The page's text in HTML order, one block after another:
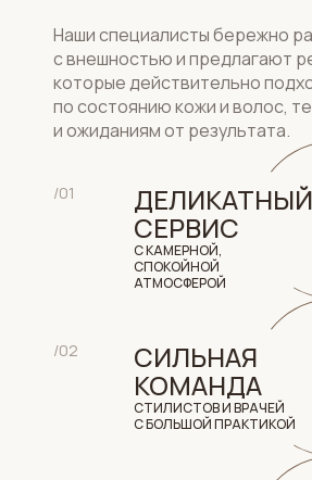
Наши специалисты бережно
с внешностью и предлагают
которые действительно
по состоянию кожи и волос,
и ожиданиям от результата.
/01 ДЕЛИКАТНЫЙ
СЕРВИС
С КАМЕРНОЙ,
СПОКОЙНОЙ
АТМОСФЕРОЙ
/02 СИЛЬНАЯ
КОМАНДА
СТИЛИСТОВ И ВРАЧЕЙ
С БОЛЬШОЙ ПРАКТИКОЙ